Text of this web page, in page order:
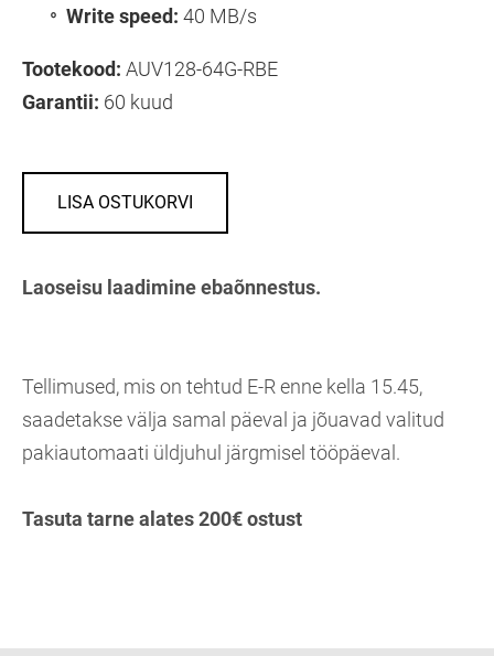
Write speed: 40 MB/s
Tootekood: AUV128-64G-RBE
Garantii: 60 kuud
LISA OSTUKORVI
Laoseisu laadimine ebaõnnestus.
Tellimused, mis on tehtud E-R enne kella 15.45,
saadetakse välja samal päeval ja jõuavad valitud
pakiautomaati üldjuhul järgmisel tööpäeval.
Tasuta tarne alates 200€ ostust